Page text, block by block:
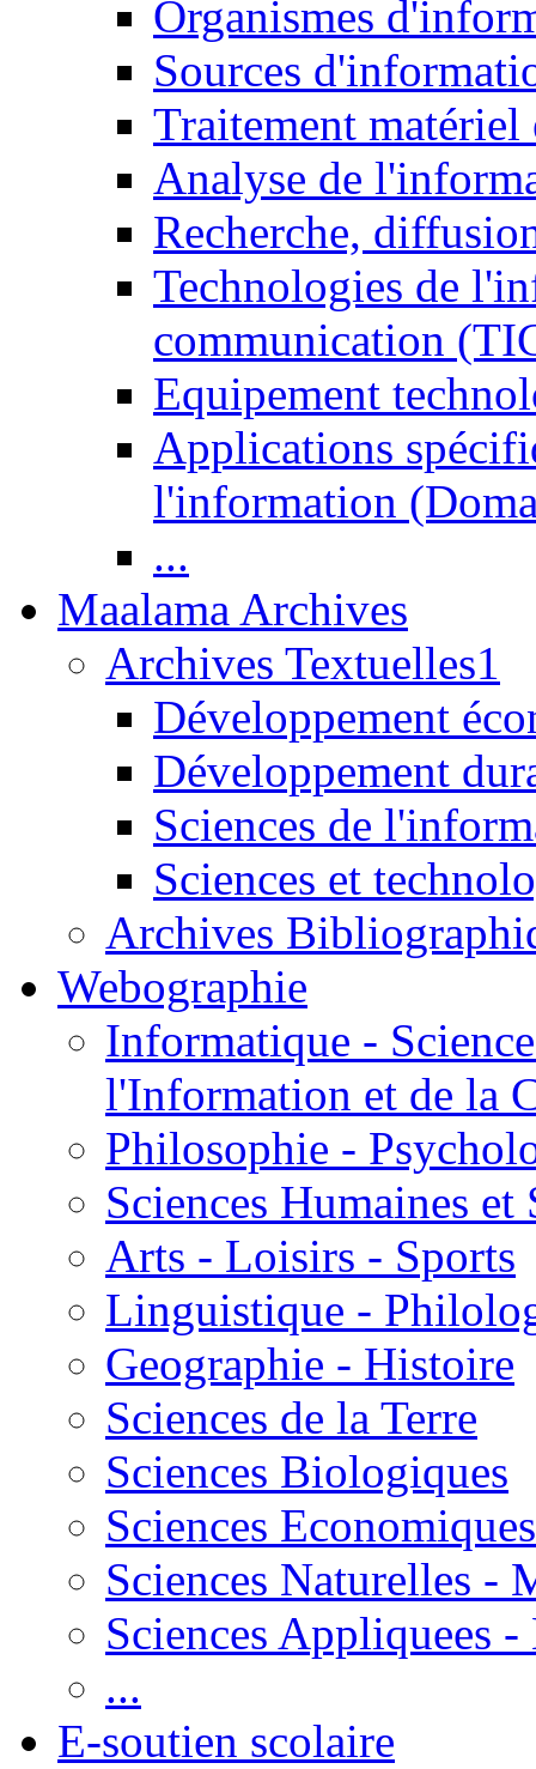
Organismes
Sources
Traitement matériel
Analyse de
Recherche,
Technologies de
communication
Equipement
Applications
l'information
...
Maalama Archives
Archives Textuelles1
Développement
Développement
Sciences de
Sciences et
Archives
Webographie
Informatique -
l'Information et de la
Philosophie -
Sciences Humaines et
Arts - Loisirs - Sports
Linguistique -
Geographie - Histoire
Sciences de la Terre
Sciences Biologiques
Sciences Economiques
Sciences Naturelles -
Sciences Appliquees
...
E-soutien scolaire